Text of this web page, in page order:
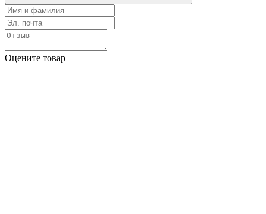
Оцените товар